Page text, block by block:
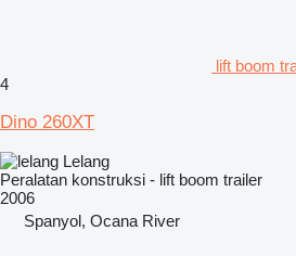
lift boom
4
Dino 260XT
Lelang
Peralatan konstruksi - lift boom trailer
2006
Spanyol, Ocana River